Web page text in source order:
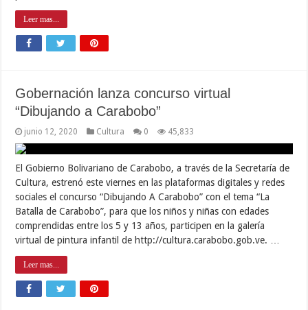
Leer mas...
Gobernación lanza concurso virtual
“Dibujando a Carabobo”
junio 12, 2020 Cultura 0 45,833
El Gobierno Bolivariano de Carabobo, a través de la Secretaría de
Cultura, estrenó este viernes en las plataformas digitales y redes
sociales el concurso “Dibujando A Carabobo” con el tema “La
Batalla de Carabobo”, para que los niños y niñas con edades
comprendidas entre los 5 y 13 años, participen en la galería
virtual de pintura infantil de http://cultura.carabobo.gob.ve. …
Leer mas...